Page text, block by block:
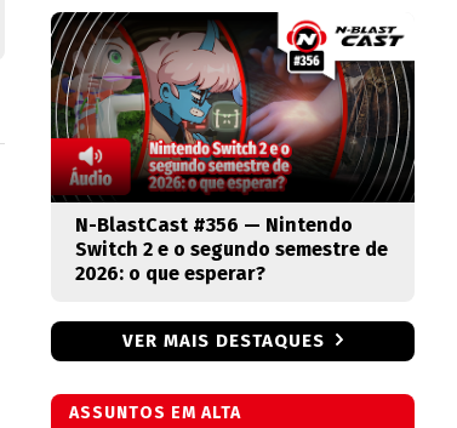
N-BlastCast #356 — Nintendo
Switch 2 e o segundo semestre de
2026: o que esperar?
VER MAIS DESTAQUES
ASSUNTOS EM ALTA